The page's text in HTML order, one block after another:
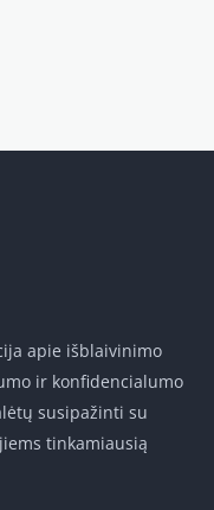
apie išblaivinimo
ir konfidencialumo
susipažinti su
tinkamiausią